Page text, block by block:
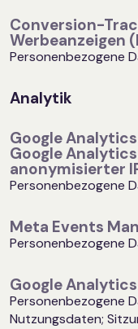
Conversion-
Werbeanzeigen
Personenbezogene
Analytik
Google
Google
anonymisierter
Personenbezogene
Meta Events
Personenbezogene
Google
Personenbezogene
Nutzungsdaten;